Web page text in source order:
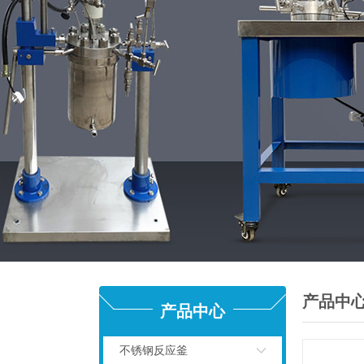
产品中心
不锈钢反应釜
产品中